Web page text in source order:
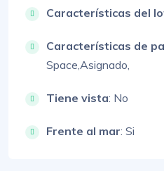
Características del
Características de
Space,Asignado,
Tiene vista: No
Frente al mar: Si